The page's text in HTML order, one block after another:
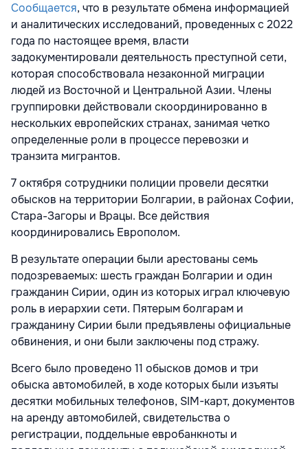
Сообщается, что в результате обмена информацией
и аналитических исследований, проведенных с 2022
года по настоящее время, власти
задокументировали деятельность преступной сети,
которая способствовала незаконной миграции
людей из Восточной и Центральной Азии. Члены
группировки действовали скоординированно в
нескольких европейских странах, занимая четко
определенные роли в процессе перевозки и
транзита мигрантов.
7 октября сотрудники полиции провели десятки
обысков на территории Болгарии, в районах Софии,
Стара-Загоры и Врацы. Все действия
координировались Европолом.
В результате операции были арестованы семь
подозреваемых: шесть граждан Болгарии и один
гражданин Сирии, один из которых играл ключевую
роль в иерархии сети. Пятерым болгарам и
гражданину Сирии были предъявлены официальные
обвинения, и они были заключены под стражу.
Всего было проведено 11 обысков домов и три
обыска автомобилей, в ходе которых были изъяты
десятки мобильных телефонов, SIM-карт, документов
на аренду автомобилей, свидетельства о
регистрации, поддельные евробанкноты и